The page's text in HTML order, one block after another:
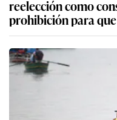
reelección como
prohibición para